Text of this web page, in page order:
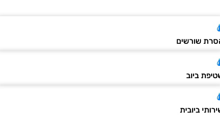
שורשים
ביוב
ביובית